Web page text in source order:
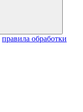
правила обработки